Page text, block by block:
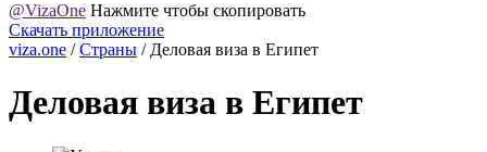
@VizaOne Нажмите чтобы скопировать
Скачать приложение
viza.one / Страны /Деловая виза в Египет
Деловая виза в Египет